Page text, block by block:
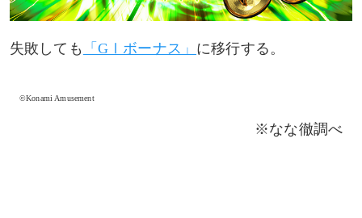
失敗しても 「GⅠボーナス」 に移行する。
©Konami Amusement
※なな徹調べ